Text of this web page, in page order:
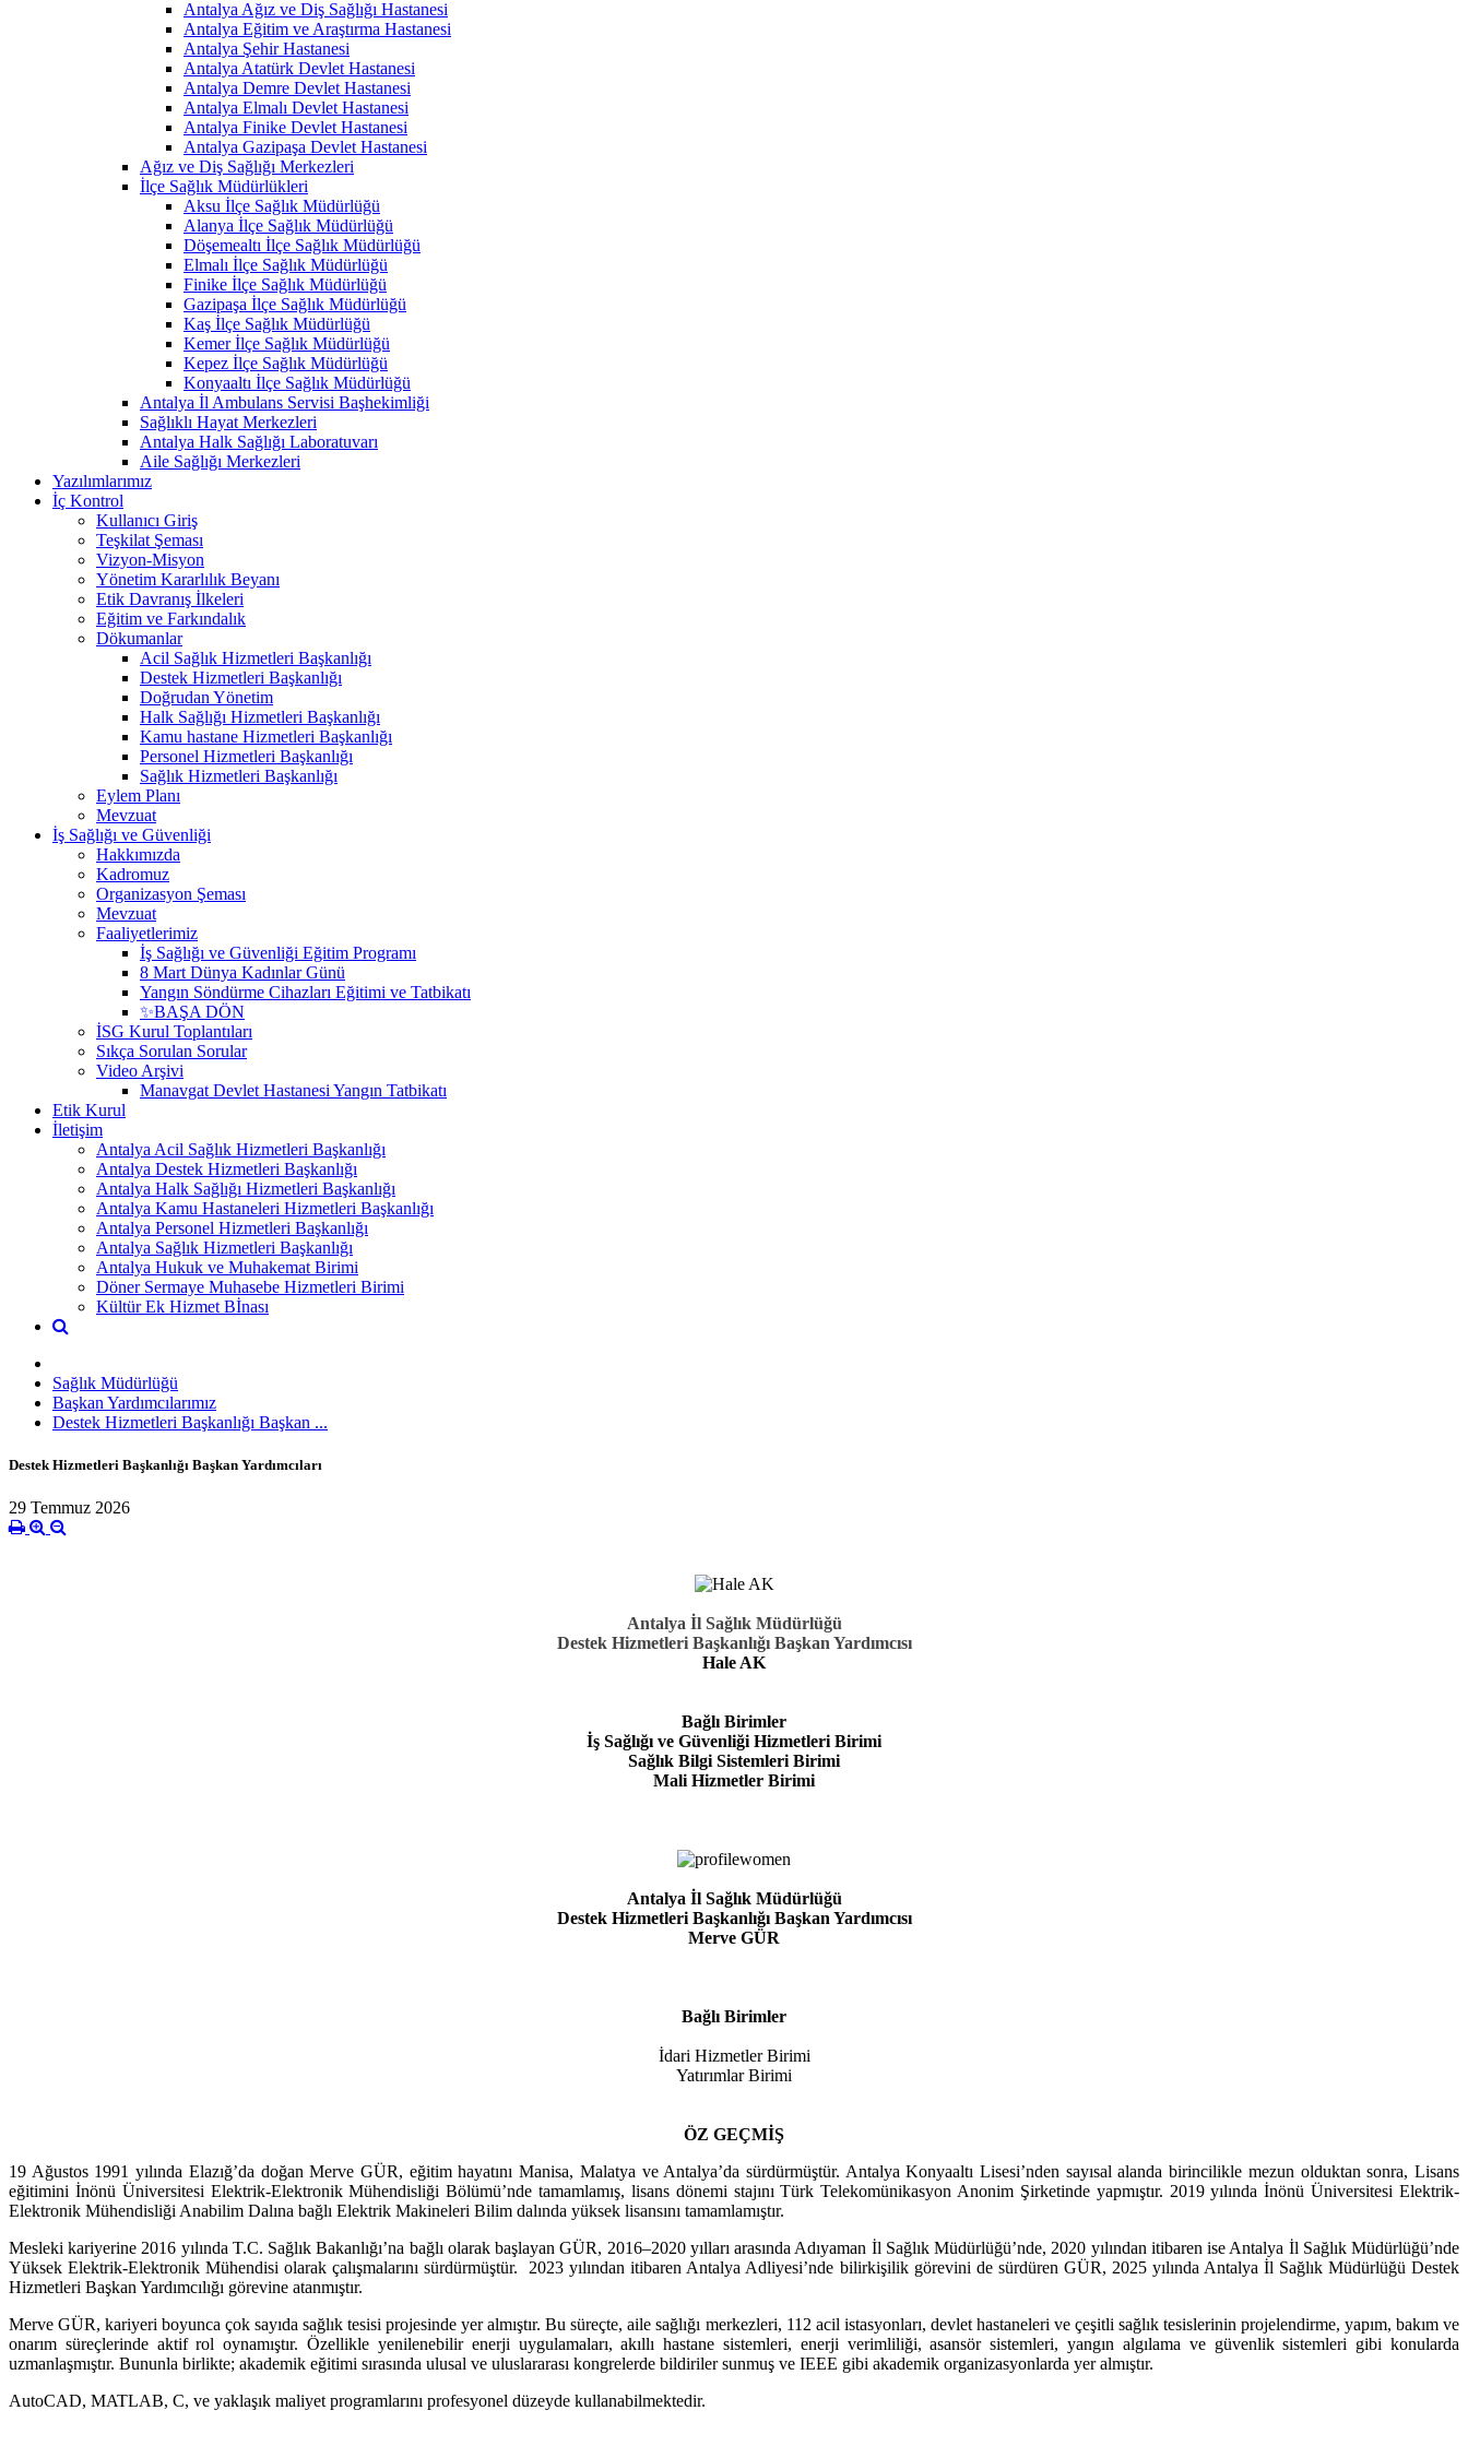
Antalya Ağız ve Diş Sağlığı Hastanesi
Antalya Eğitim ve Araştırma Hastanesi
Antalya Şehir Hastanesi
Antalya Atatürk Devlet Hastanesi
Antalya Demre Devlet Hastanesi
Antalya Elmalı Devlet Hastanesi
Antalya Finike Devlet Hastanesi
Antalya Gazipaşa Devlet Hastanesi
Ağız ve Diş Sağlığı Merkezleri
İlçe Sağlık Müdürlükleri
Aksu İlçe Sağlık Müdürlüğü
Alanya İlçe Sağlık Müdürlüğü
Döşemealtı İlçe Sağlık Müdürlüğü
Elmalı İlçe Sağlık Müdürlüğü
Finike İlçe Sağlık Müdürlüğü
Gazipaşa İlçe Sağlık Müdürlüğü
Kaş İlçe Sağlık Müdürlüğü
Kemer İlçe Sağlık Müdürlüğü
Kepez İlçe Sağlık Müdürlüğü
Konyaaltı İlçe Sağlık Müdürlüğü
Antalya İl Ambulans Servisi Başhekimliği
Sağlıklı Hayat Merkezleri
Antalya Halk Sağlığı Laboratuvarı
Aile Sağlığı Merkezleri
Yazılımlarımız
İç Kontrol
Kullanıcı Giriş
Teşkilat Şeması
Vizyon-Misyon
Yönetim Kararlılık Beyanı
Etik Davranış İlkeleri
Eğitim ve Farkındalık
Dökumanlar
Acil Sağlık Hizmetleri Başkanlığı
Destek Hizmetleri Başkanlığı
Doğrudan Yönetim
Halk Sağlığı Hizmetleri Başkanlığı
Kamu hastane Hizmetleri Başkanlığı
Personel Hizmetleri Başkanlığı
Sağlık Hizmetleri Başkanlığı
Eylem Planı
Mevzuat
İş Sağlığı ve Güvenliği
Hakkımızda
Kadromuz
Organizasyon Şeması
Mevzuat
Faaliyetlerimiz
İş Sağlığı ve Güvenliği Eğitim Programı
8 Mart Dünya Kadınlar Günü
Yangın Söndürme Cihazları Eğitimi ve Tatbikatı
✨BAŞA DÖN
İSG Kurul Toplantıları
Sıkça Sorulan Sorular
Video Arşivi
Manavgat Devlet Hastanesi Yangın Tatbikatı
Etik Kurul
İletişim
Antalya Acil Sağlık Hizmetleri Başkanlığı
Antalya Destek Hizmetleri Başkanlığı
Antalya Halk Sağlığı Hizmetleri Başkanlığı
Antalya Kamu Hastaneleri Hizmetleri Başkanlığı
Antalya Personel Hizmetleri Başkanlığı
Antalya Sağlık Hizmetleri Başkanlığı
Antalya Hukuk ve Muhakemat Birimi
Döner Sermaye Muhasebe Hizmetleri Birimi
Kültür Ek Hizmet Bİnası
Sağlık Müdürlüğü
Başkan Yardımcılarımız
Destek Hizmetleri Başkanlığı Başkan ...
Destek Hizmetleri Başkanlığı Başkan Yardımcıları
29 Temmuz 2026
Antalya İl Sağlık Müdürlüğü
Destek Hizmetleri Başkanlığı Başkan Yardımcısı
Hale AK
Bağlı Birimler
İş Sağlığı ve Güvenliği Hizmetleri Birimi
Sağlık Bilgi Sistemleri Birimi
Mali Hizmetler Birimi
Antalya İl Sağlık Müdürlüğü
Destek Hizmetleri Başkanlığı Başkan Yardımcısı
Merve GÜR
Bağlı Birimler
İdari Hizmetler Birimi
Yatırımlar Birimi
ÖZ GEÇMİŞ
19 Ağustos 1991 yılında Elazığ’da doğan Merve GÜR, eğitim hayatını Manisa, Malatya ve Antalya’da sürdürmüştür. Antalya Konyaaltı Lisesi’nden sayısal alanda birincilikle mezun olduktan sonra, Lisans
eğitimini İnönü Üniversitesi Elektrik-Elektronik Mühendisliği Bölümü’nde tamamlamış, lisans dönemi stajını Türk Telekomünikasyon Anonim Şirketinde yapmıştır. 2019 yılındaİnönü ÜniversitesiElektrik-
Elektronik Mühendisliği Anabilim Dalına bağlı Elektrik Makineleri Bilim dalında yüksek lisansını tamamlamıştır.
Mesleki kariyerine 2016 yılında T.C. Sağlık Bakanlığı’na bağlı olarak başlayan GÜR, 2016–2020 yılları arasında Adıyaman İl Sağlık Müdürlüğü’nde, 2020 yılından itibaren ise Antalya İl Sağlık Müdürlüğü’nde
Yüksek Elektrik-Elektronik Mühendisi olarak çalışmalarını sürdürmüştür. 2023 yılından itibaren Antalya Adliyesi’nde bilirkişilik görevini de sürdüren GÜR, 2025 yılında Antalya İl Sağlık Müdürlüğü Destek
Hizmetleri Başkan Yardımcılığı görevine atanmıştır.
Merve GÜR, kariyeri boyunca çok sayıda sağlık tesisi projesinde yer almıştır. Bu süreçte, aile sağlığı merkezleri, 112 acil istasyonları, devlet hastaneleri ve çeşitli sağlık tesislerinin projelendirme, yapım, bakım ve
onarım süreçlerinde aktif rol oynamıştır. Özellikle yenilenebilir enerji uygulamaları, akıllı hastane sistemleri, enerji verimliliği, asansör sistemleri, yangın algılama ve güvenlik sistemleri gibi konularda
uzmanlaşmıştır. Bununla birlikte; akademik eğitimi sırasında ulusal ve uluslararası kongrelerde bildiriler sunmuş ve IEEE gibi akademik organizasyonlarda yer almıştır.
AutoCAD, MATLAB, C, ve yaklaşık maliyet programlarını profesyonel düzeyde kullanabilmektedir.